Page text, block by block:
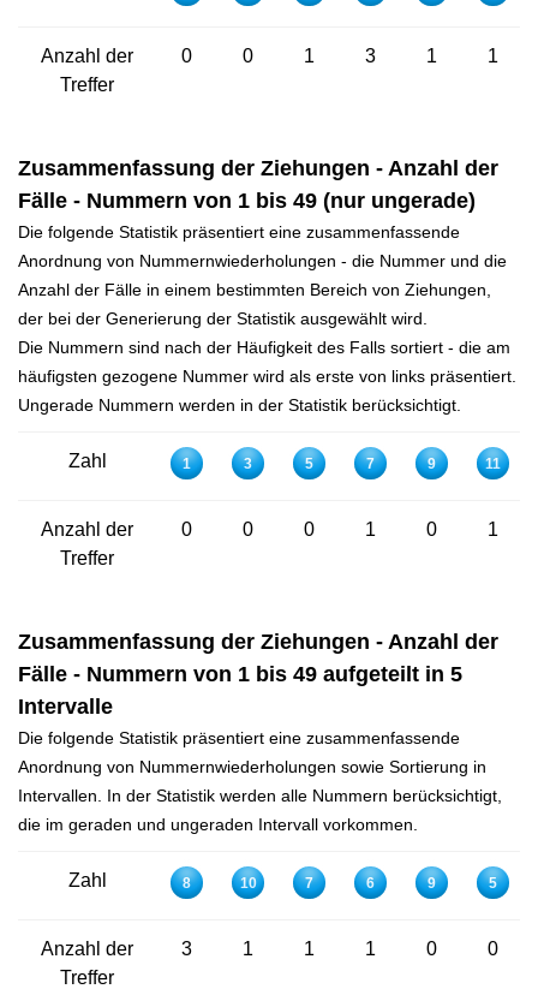
Anzahl der
Treffer
0 0 1 3 1 1
Zusammenfassung der Ziehungen - Anzahl der
Fälle - Nummern von 1 bis 49 (nur ungerade)
Die folgende Statistik präsentiert eine zusammenfassende
Anordnung von Nummernwiederholungen - die Nummer und die
Anzahl der Fälle in einem bestimmten Bereich von Ziehungen,
der bei der Generierung der Statistik ausgewählt wird.
Die Nummern sind nach der Häufigkeit des Falls sortiert - die am
häufigsten gezogene Nummer wird als erste von links präsentiert.
Ungerade Nummern werden in der Statistik berücksichtigt.
Zahl 1 3 5 7 9 11
Anzahl der
Treffer
0 0 0 1 0 1
Zusammenfassung der Ziehungen - Anzahl der
Fälle - Nummern von 1 bis 49 aufgeteilt in 5
Intervalle
Die folgende Statistik präsentiert eine zusammenfassende
Anordnung von Nummernwiederholungen sowie Sortierung in
Intervallen. In der Statistik werden alle Nummern berücksichtigt,
die im geraden und ungeraden Intervall vorkommen.
Zahl 8 10 7 6 9 5
Anzahl der
Treffer
3 1 1 1 0 0